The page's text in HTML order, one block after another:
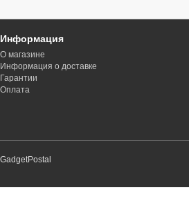
Информация
О магазине
Информация о доставке
Гарантии
Оплата
GadgetPostal